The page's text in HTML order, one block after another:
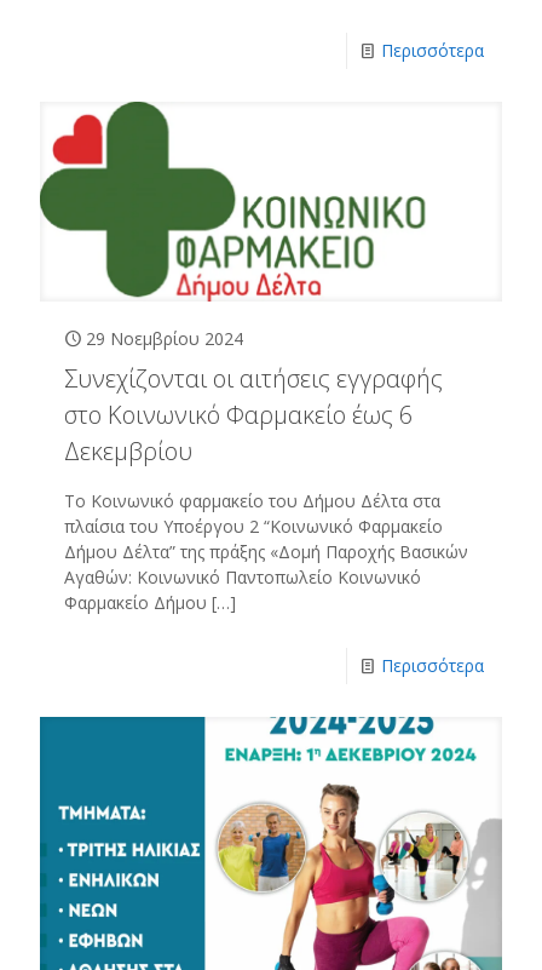
Περισσότερα
29 Νοεμβρίου 2024
Συνεχίζονται οι αιτήσεις εγγραφής
στο Κοινωνικό Φαρμακείο έως 6
Δεκεμβρίου
Το Κοινωνικό φαρμακείο του Δήμου Δέλτα στα
πλαίσια του Υποέργου 2 “Κοινωνικό Φαρμακείο
Δήμου Δέλτα” της πράξης «Δομή Παροχής Βασικών
Αγαθών: Κοινωνικό Παντοπωλείο Κοινωνικό
Φαρμακείο Δήμου […]
Περισσότερα